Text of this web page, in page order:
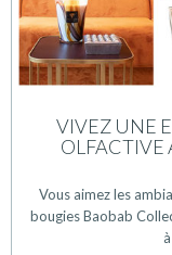
VIVEZ UNE
OLFACTIVE
Vous aimez les
bougies Baobab